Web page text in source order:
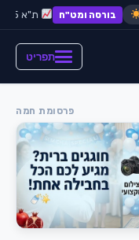
בורסה ומט"חאירו:₪3.98 ת"א 35: +0.42%
תפריט
פרסומת חמה